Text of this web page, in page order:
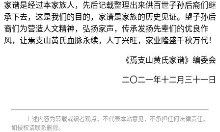
家谱是经过本家族人，先后记载整理出来供百世子孙后裔们继
承下去，这是我们的目的，家谱是家族的历史见证。望子孙后
裔们为营造人文精神，弘扬家声，传承发扬先辈们的优良作
风，让焉支山黄氏血脉永续，人丁兴旺， 家业隆盛千秋万代！
《焉支山黄氏家谱》编委会
二〇二一年十二月三十一日
上述内容为转载或编者观点，不代表本站意见，不承担任何法律责任。
如侵权请联系删除。